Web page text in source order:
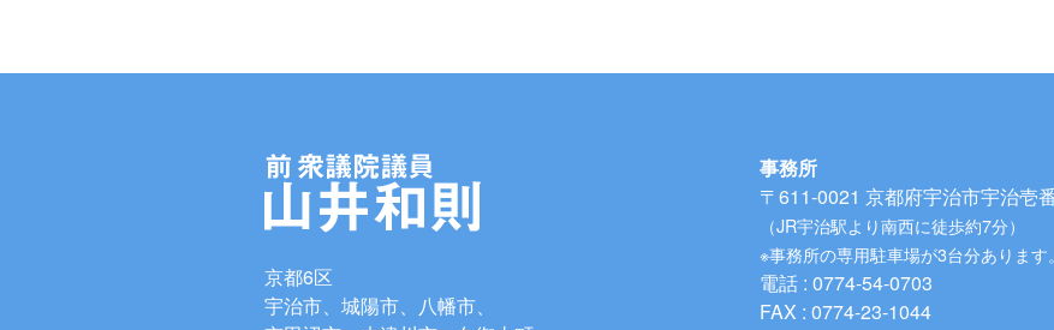
京都6区
宇治市、城陽市、八幡市、
事務所
〒611-0021 京都府宇治市宇治壱
（JR宇治駅より南西に徒歩約7分）
※事務所の専用駐車場が3台分あります。
電話 : 0774-54-0703
FAX : 0774-23-1044